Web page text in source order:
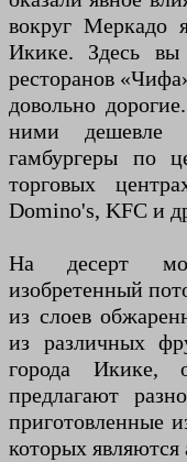
вокруг Меркадо
Икике. Здесь вы
ресторанов
довольно
ними дешевле
гамбургеры по
торговых
Domino's, KFC и
На десерт
изобретенный
из слоев
из различных
города Икике,
предлагают
приготовленные
которых являются